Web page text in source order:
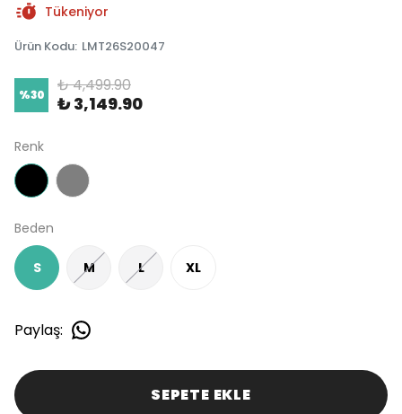
Tükeniyor
Ürün Kodu: LMT26S20047
%30 ₺ 4,499.90
₺ 3,149.90
Renk
Beden
S M L XL
Paylaş:
SEPETE EKLE